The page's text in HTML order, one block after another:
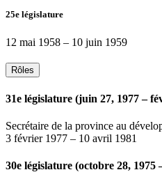
25e législature
12 mai 1958 – 10 juin 1959
Rôles
31e législature (juin 27, 1977 –
Secrétaire de la province au
3 février 1977 – 10 avril 1981
30e législature (octobre 28, 1975